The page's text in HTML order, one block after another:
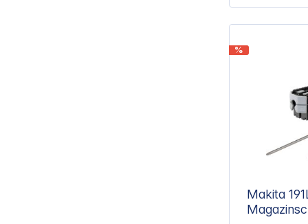
%
Makita